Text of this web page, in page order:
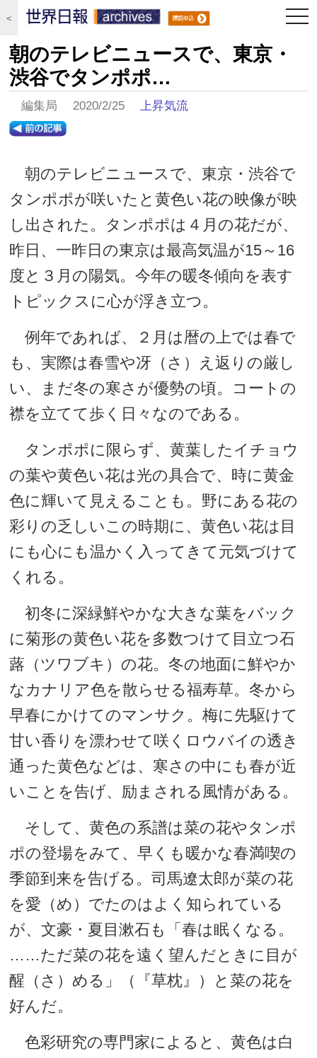
＜
朝のテレビニュースで、東京・
渋谷でタンポポ…
編集局 2020/2/25上昇気流
朝のテレビニュースで、東京・渋谷で
タンポポが咲いたと黄色い花の映像が映
し出された。タンポポは４月の花だが、
昨日、一昨日の東京は最高気温が15～16
度と３月の陽気。今年の暖冬傾向を表す
トピックスに心が浮き立つ。
例年であれば、２月は暦の上では春で
も、実際は春雪や冴（さ）え返りの厳し
い、まだ冬の寒さが優勢の頃。コートの
襟を立てて歩く日々なのである。
タンポポに限らず、黄葉したイチョウ
の葉や黄色い花は光の具合で、時に黄金
色に輝いて見えることも。野にある花の
彩りの乏しいこの時期に、黄色い花は目
にも心にも温かく入ってきて元気づけて
くれる。
初冬に深緑鮮やかな大きな葉をバック
に菊形の黄色い花を多数つけて目立つ石
蕗（ツワブキ）の花。冬の地面に鮮やか
なカナリア色を散らせる福寿草。冬から
早春にかけてのマンサク。梅に先駆けて
甘い香りを漂わせて咲くロウバイの透き
通った黄色などは、寒さの中にも春が近
いことを告げ、励まされる風情がある。
そして、黄色の系譜は菜の花やタンポ
ポの登場をみて、早くも暖かな春満喫の
季節到来を告げる。司馬遼太郎が菜の花
を愛（め）でたのはよく知られている
が、文豪・夏目漱石も「春は眠くなる。
……ただ菜の花を遠く望んだときに目が
醒（さ）める」（『草枕』）と菜の花を
好んだ。
色彩研究の専門家によると、黄色は白